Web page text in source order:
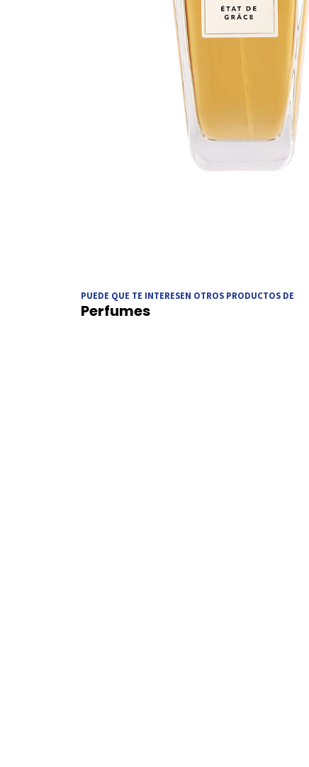
PUEDE QUE TE INTERESEN OTROS PRODUCTOS DE
Perfumes